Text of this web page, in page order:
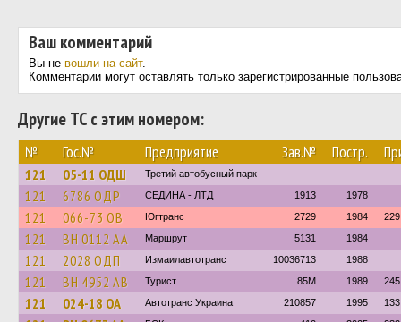
Ваш комментарий
Вы не вошли на сайт.
Комментарии могут оставлять только зарегистрированные
Другие ТС с этим номером:
№ Гос.№ Предприятие Зав.№ Постр.
121 05-11 ОДШ Третий автобусный парк
121 6786 ОДР СЕДИНА - ЛТД 1913 1978
121 066-73 ОВ Югтранс 2729 1984 229
121 BH 0112 AA Маршрут 5131 1984
121 2028 ОДП Измаилавтотранс 10036713 1988
121 BH 4952 AB Турист 85M 1989 245
121 024-18 ОА Автотранс Украина 210857 1995 133